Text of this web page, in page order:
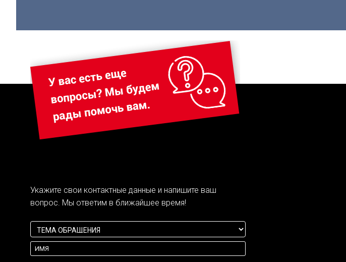
Укажите свои контактные данные и напишите ваш
вопрос. Мы ответим в ближайшее время!